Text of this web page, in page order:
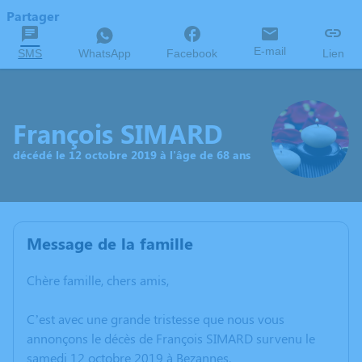
Partager
SMS WhatsApp Facebook E-mail Lien
François SIMARD
décédé le 12 octobre 2019 à l'âge de 68 ans
Message de la famille
Chère famille, chers amis,
C’est avec une grande tristesse que nous vous
annonçons le décès de François SIMARD survenu le
samedi 12 octobre 2019 à Bezannes.